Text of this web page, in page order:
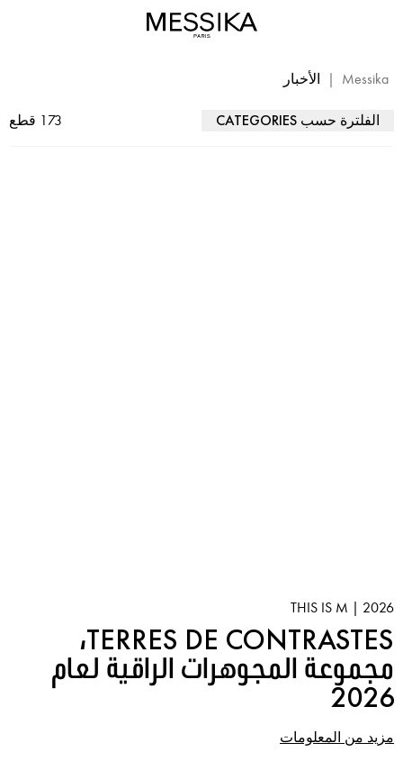
Messika
| الأخبار
الفلترة حسب CATEGORIES 173 قطع
2026 | THIS IS M
TERRES DE CONTRASTES،
مجموعة المجوهرات الراقية لعام
2026
مزيد من المعلومات